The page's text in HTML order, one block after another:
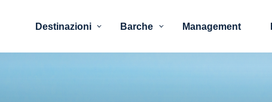
Destinazioni Barche Management